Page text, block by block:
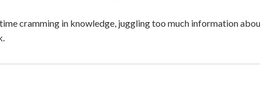
cramming in knowledge, juggling too much information